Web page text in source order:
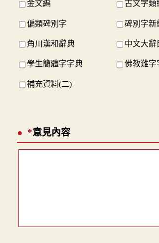
金文編 古文字類
偏類碑別字 碑別字新
角川漢和辭典 中文大辭
學生簡體字字典 佛教難字
補充資料(二)
*意見內容